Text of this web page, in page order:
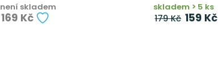
není skladem
169 Kč
skladem > 5 ks
179 Kč 159 Kč